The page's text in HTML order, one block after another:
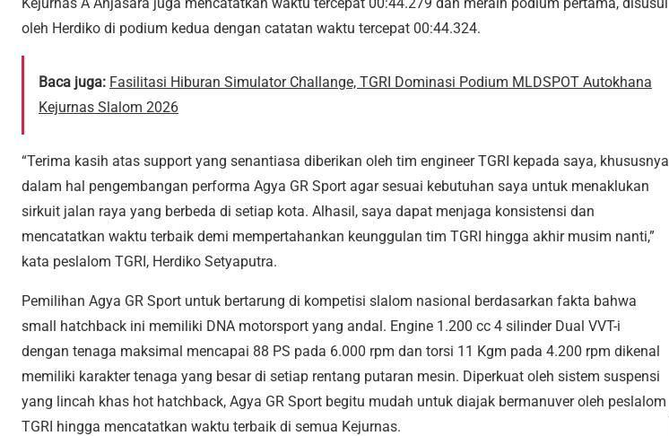
oleh Herdiko di podium kedua dengan catatan waktu tercepat 00:44.324.
Baca juga: Fasilitasi Hiburan Simulator Challange, TGRI Dominasi Podium MLDSPOT Autokhana
Kejurnas Slalom 2026
“Terima kasih atas support yang senantiasa diberikan oleh tim engineer TGRI kepada saya, khususnya
dalam hal pengembangan performa Agya GR Sport agar sesuai kebutuhan saya untuk menaklukan
sirkuit jalan raya yang berbeda di setiap kota. Alhasil, saya dapat menjaga konsistensi dan
mencatatkan waktu terbaik demi mempertahankan keunggulan tim TGRI hingga akhir musim nanti,”
kata peslalom TGRI, Herdiko Setyaputra.
Pemilihan Agya GR Sport untuk bertarung di kompetisi slalom nasional berdasarkan fakta bahwa
small hatchback ini memiliki DNA motorsport yang andal. Engine 1.200 cc 4 silinder Dual VVT-i
dengan tenaga maksimal mencapai 88 PS pada 6.000 rpm dan torsi 11 Kgm pada 4.200 rpm dikenal
memiliki karakter tenaga yang besar di setiap rentang putaran mesin. Diperkuat oleh sistem suspensi
yang lincah khas hot hatchback, Agya GR Sport begitu mudah untuk diajak bermanuver oleh peslalom
TGRI hingga mencatatkan waktu terbaik di semua Kejurnas.